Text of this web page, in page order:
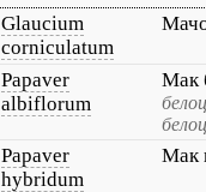
Glaucium
corniculatum
Papaver
albiflorum
Мак
Papaver
hybridum
Мак